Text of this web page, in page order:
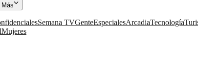
Más
Semana TVGenteEspecialesArcadiaTecnología
Mujeres